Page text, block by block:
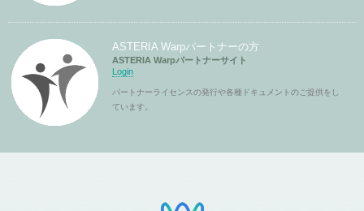
ASTERIA Warpパートナーの方
ASTERIA Warpパートナーサイト
Login
パートナーライセンスの発行や各種ドキュメントのご提供をし
ています。